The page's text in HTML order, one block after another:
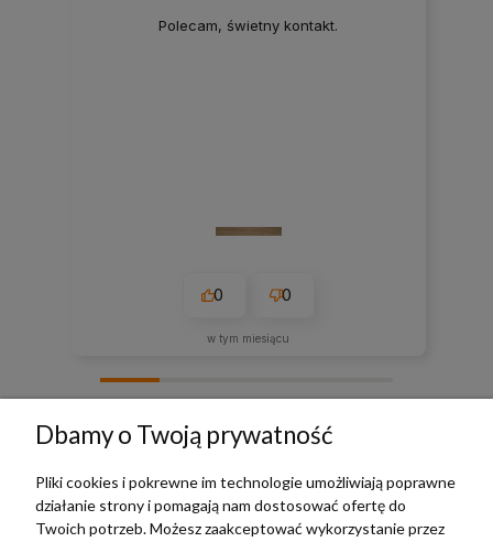
Polecam, świetny kontakt.
0 0
w tym miesiącu
TERRADECO
Dbamy o Twoją prywatność
Pliki cookies i pokrewne im technologie umożliwiają poprawne
działanie strony i pomagają nam dostosować ofertę do
Twoich potrzeb. Możesz zaakceptować wykorzystanie przez